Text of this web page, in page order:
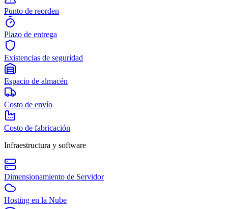
Punto de reorden
Plazo de entrega
Existencias de seguridad
Espacio de almacén
Costo de envío
Costo de fabricación
Infraestructura y software
Dimensionamiento de Servidor
Hosting en la Nube